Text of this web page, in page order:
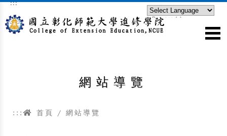
跳到主要內容區塊
:::
Powered by
網站導覽
::: 首頁 / 網站導覽